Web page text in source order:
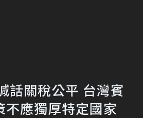
話關稅公平 台灣賓
不應獨厚特定國家